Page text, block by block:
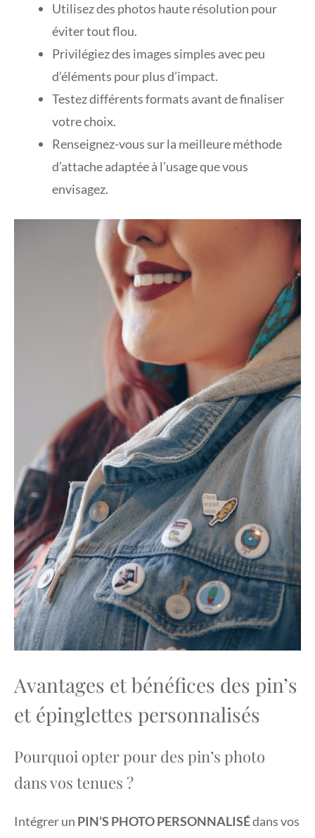
Utilisez des photos haute résolution pour
éviter tout flou.
Privilégiez des images simples avec peu
d’éléments pour plus d’impact.
Testez différents formats avant de finaliser
votre choix.
Renseignez-vous sur la meilleure méthode
d’attache adaptée à l’usage que vous
envisagez.
Avantages et bénéfices des pin’s
et épinglettes personnalisés
Pourquoi opter pour des pin’s photo
dans vos tenues ?
Intégrer un PIN’S PHOTO PERSONNALISÉdans vos